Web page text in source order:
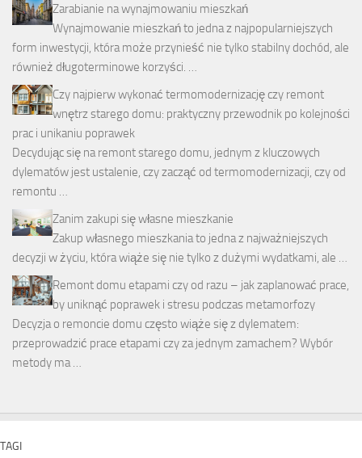
Zarabianie na wynajmowaniu mieszkań
Wynajmowanie mieszkań to jedna z najpopularniejszych
form inwestycji, która może przynieść nie tylko stabilny dochód, ale
również długoterminowe korzyści. …
Czy najpierw wykonać termomodernizację czy remont
wnętrz starego domu: praktyczny przewodnik po kolejności
prac i unikaniu poprawek
Decydując się na remont starego domu, jednym z kluczowych
dylematów jest ustalenie, czy zacząć od termomodernizacji, czy od
remontu …
Zanim zakupi się własne mieszkanie
Zakup własnego mieszkania to jedna z najważniejszych
decyzji w życiu, która wiąże się nie tylko z dużymi wydatkami, ale …
Remont domu etapami czy od razu – jak zaplanować prace,
by uniknąć poprawek i stresu podczas metamorfozy
Decyzja o remoncie domu często wiąże się z dylematem:
przeprowadzić prace etapami czy za jednym zamachem? Wybór
metody ma …
TAGI